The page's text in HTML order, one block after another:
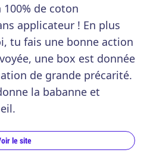
de coton
applicateur ! En plus
tu fais une bonne action
une box est donnée
de grande précarité.
la babanne et
le site